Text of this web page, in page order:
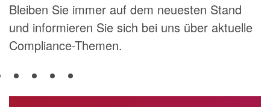
Bleiben Sie immer auf dem neuesten Stand
und informieren Sie sich bei uns über aktuelle
Compliance-Themen.